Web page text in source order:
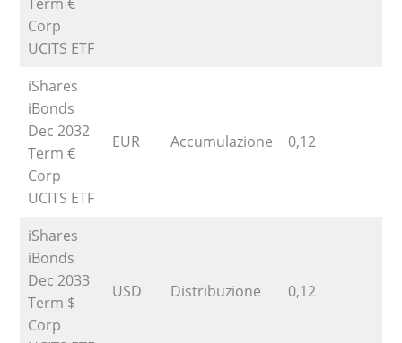
Term €
Corp
UCITS ETF
iShares
iBonds
Dec 2032
Term €
Corp
UCITS ETF
EUR Accumulazione 0,12
iShares
iBonds
Dec 2033
Term $
Corp
USD Distribuzione 0,12